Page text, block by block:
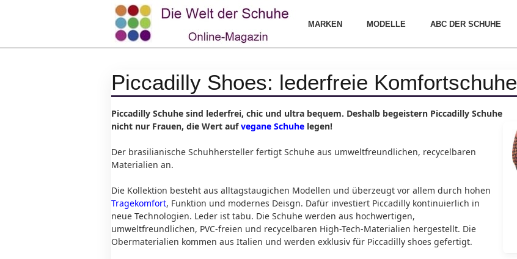
MARKEN MODELLE ABC DER SCHUHE
Piccadilly Shoes: lederfreie Komfortschuhe
Piccadilly Schuhe sind lederfrei, chic und ultra bequem. Deshalb begeistern Piccadilly Schuhe
nicht nur Frauen, die Wert aufvegane Schuhe legen!
Der brasilianische Schuhhersteller fertigt Schuhe aus umweltfreundlichen, recycelbaren
Materialien an.
Die Kollektion besteht aus alltagstaugichen Modellen und überzeugt vor allem durch hohen
Tragekomfort, Funktion und modernes Deisgn. Dafür investiert Piccadilly kontinuierlich in
neue Technologien. Leder ist tabu. Die Schuhe werden aus hochwertigen,
umweltfreundlichen, PVC-freien und recycelbaren High-Tech-Materialien hergestellt. Die
Obermaterialien kommen aus Italien und werden exklusiv für Piccadilly shoes gefertigt.